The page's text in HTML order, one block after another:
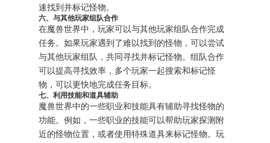
速找到并标记怪物。
六、与其他玩家组队合作
在魔兽世界中，玩家可以与其他玩家组队合作完成
任务。如果玩家遇到了难以找到的怪物，可以尝试
与其他玩家组队，共同寻找并标记怪物。组队合作
可以提高寻找效率，多个玩家一起搜索和标记怪
物，可以更快地完成任务目标。
七、利用技能和道具辅助
魔兽世界中的一些职业和技能具有辅助寻找怪物的
功能。例如，一些职业的技能可以帮助玩家探测附
近的怪物位置，或者使用特殊道具来标记怪物。玩